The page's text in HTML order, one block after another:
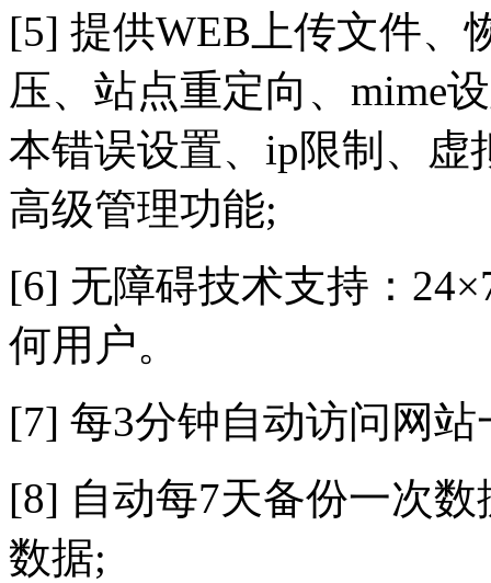
[5] 提供WEB上传文件、
压、站点重定向、mime
本错误设置、ip限制、虚
高级管理功能;
[6] 无障碍技术支持：
何用户。
[7] 每3分钟自动访问网
[8] 自动每7天备份一次
数据;